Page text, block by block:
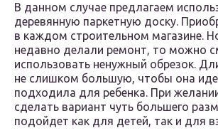
В данном случае предлагаем
деревянную паркетную доску.
в каждом строительном магазине.
недавно делали ремонт, то можно
использовать ненужный обрезок.
не слишком большую, чтобы она
подходила для ребенка. При
сделать вариант чуть большего
подойдет как для детей, так и для